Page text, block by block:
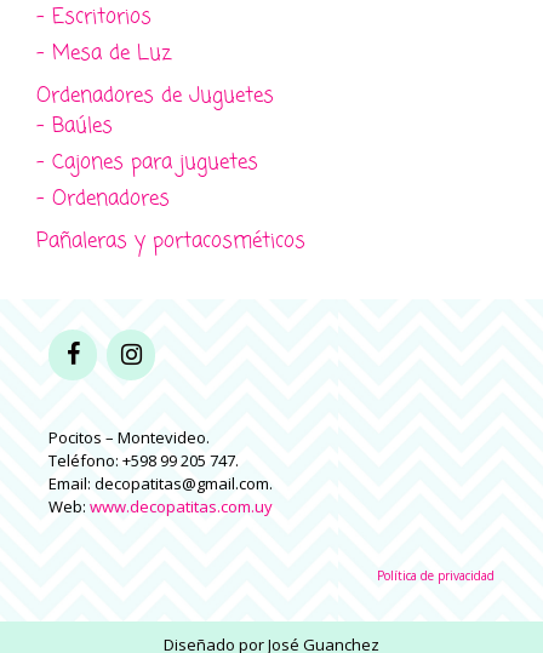
- Escritorios
- Mesa de Luz
Ordenadores de Juguetes
- Baúles
- Cajones para juguetes
- Ordenadores
Pañaleras y portacosméticos
Pocitos – Montevideo.
Teléfono: +598 99 205 747.
Email: decopatitas@gmail.com.
Web: www.decopatitas.com.uy
Política de privacidad
Diseñado porJosé Guanchez